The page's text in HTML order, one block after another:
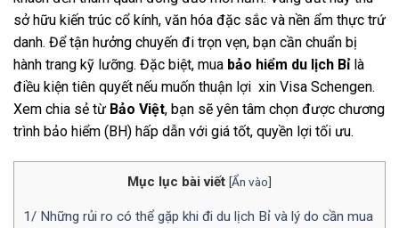
sở hữu kiến trúc cổ kính, văn hóa đặc sắc và nền ẩm thực trứ
danh. Để tận hưởng chuyến đi trọn vẹn, bạn cần chuẩn bị
hành trang kỹ lưỡng. Đặc biệt, mua bảo hiểm du lịch Bỉlà
điều kiện tiên quyết nếu muốn thuận lợi xin Visa Schengen.
Xem chia sẻ từ Bảo Việt, bạn sẽ yên tâm chọn được chương
trình bảo hiểm (BH) hấp dẫn với giá tốt, quyền lợi tối ưu.
Mục lục bài viết [Ẩn vào]
1/ Những rủi ro có thể gặp khi đi du lịch Bỉ và lý do cần mua